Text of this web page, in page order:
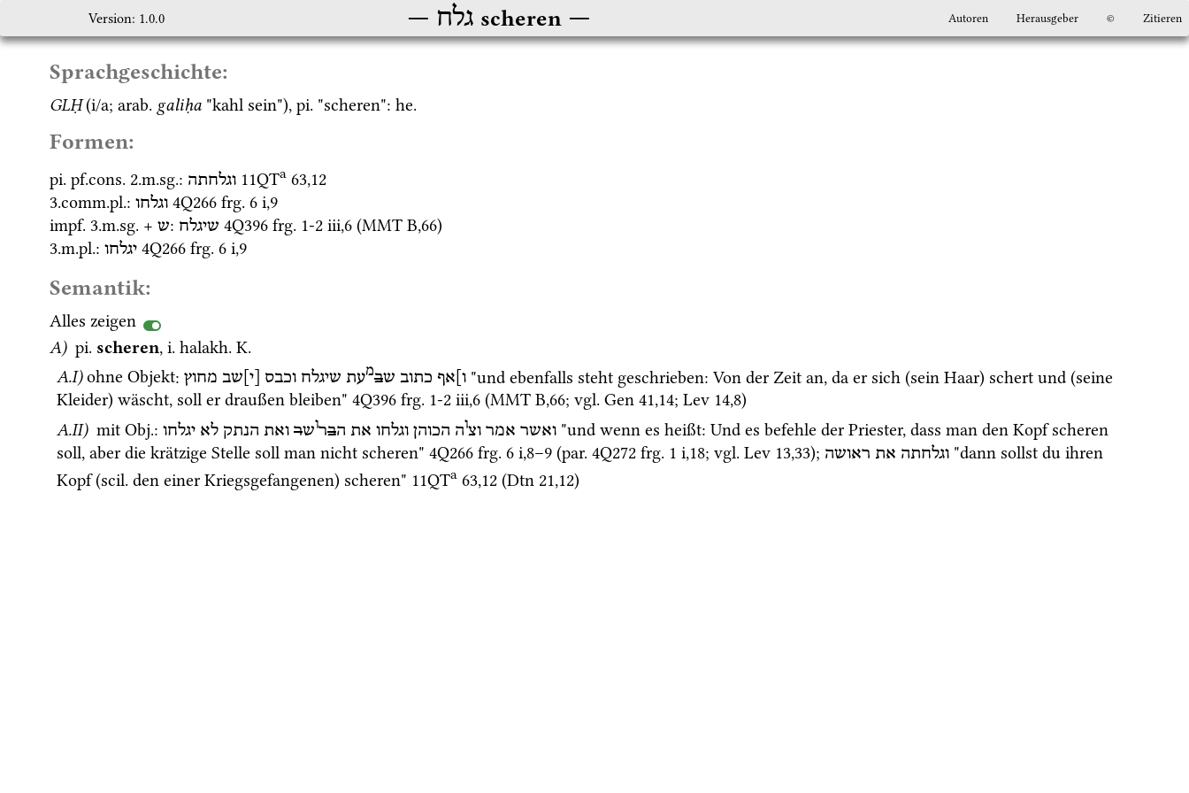
גלח scheren
Version: 1.0.0 Autoren Herausgeber © Zitieren
Sprachgeschichte:
GLḤ (i/a; arab. galiḥa "kahl sein"), pi. "scheren": he.
Formen:
pi. pf.cons. 2.m.sg.: וגלחתה 11QTa 63,12
3.comm.pl.: וגלחו 4Q266 frg. 6 i,9
impf. 3.m.sg. + ש: שיגלח 4Q396 frg. 1-2 iii,6 (MMT B,66)
3.m.pl.: יגלחו 4Q266 frg. 6 i,9
Semantik:
Alles zeigen
A) pi. scheren, i. halakh. K.
A.I)ohne Objekt: ו]אף כתוב שבמעת שיגלח וכבס [י]שב מחוץ
"und ebenfalls steht geschrieben: Von der Zeit an, da er sich (sein Haar) schert und (seine
Kleider) wäscht, soll er draußen bleiben" 4Q396 frg. 1-2 iii,6 (MMT B,66; vgl. Gen 41,14; Lev 14,8)
A.II) mit Obj.: ואשר אמר וצוה הכוהן וגלחו את הברושר ואת הנתק לא יגלחו
"und wenn es heißt: Und es befehle der Priester, dass man den Kopf scheren
soll, aber die krätzige Stelle soll man nicht scheren" 4Q266 frg. 6 i,8–9 (par. 4Q272 frg. 1 i,18; vgl. Lev 13,33); וגלחתה את ראושה
"dann sollst du ihren
Kopf (scil. den einer Kriegsgefangenen) scheren" 11QTa 63,12 (Dtn 21,12)